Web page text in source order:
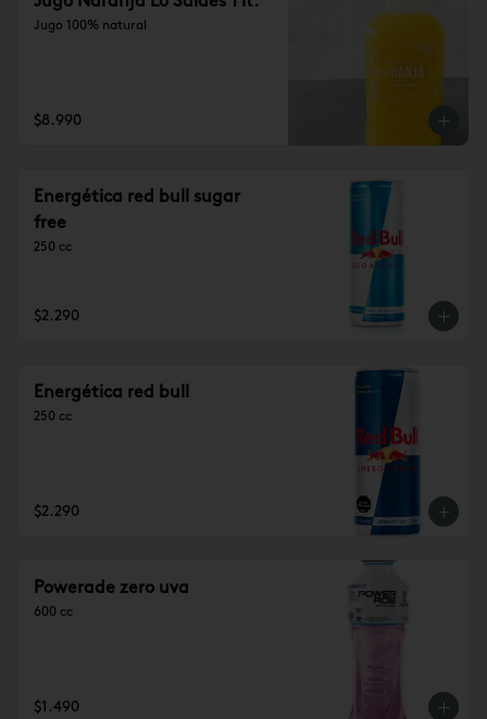
Jugo 100% natural
$8.990
Energética red bull sugar
free
250 cc
$2.290
Energética red bull
250 cc
$2.290
Powerade zero uva
600 cc
$1.490